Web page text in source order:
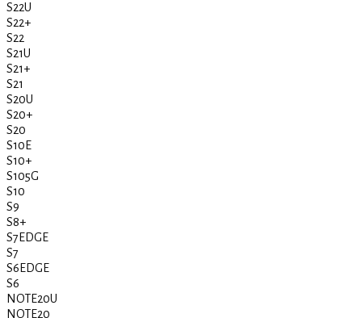
S22U
S22+
S22
S21U
S21+
S21
S20U
S20+
S20
S10E
S10+
S105G
S10
S9
S8+
S7EDGE
S7
S6EDGE
S6
NOTE20U
NOTE20